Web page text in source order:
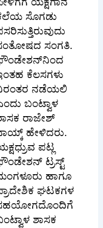
ಸೊಗಡು
ಸಂಗತಿ.
ಕೆಲಸಗಳು
ನಡೆಯಲಿ
ಬಂಟ್ವಾಳ
ರಾಜೇಶ್
ಹೇಳಿದರು.
ಪಟ್ಲ
ಟ್ರಸ್ಟ್
ಹಾಗೂ
ಘಟಕಗಳ
ಶಾಸಕ